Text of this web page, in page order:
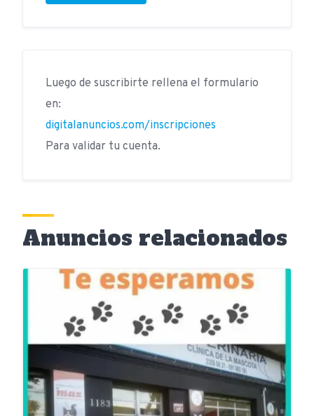
Luego de suscribirte rellena el formulario
en:
digitalanuncios.com/inscripciones
Para validar tu cuenta.
Anuncios relacionados